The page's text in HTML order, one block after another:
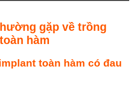
gặp về trồng
hàm
toàn hàm có đau